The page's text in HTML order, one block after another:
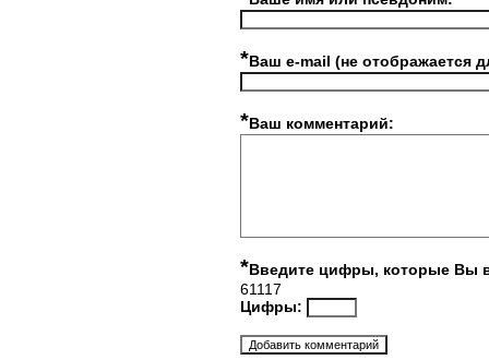
*Ваш e-mail (не отображается
*Ваш комментарий:
*Введите цифры, которые Вы
61117
Цифры: